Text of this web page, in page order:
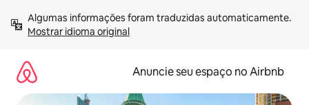
para
Mostrar idioma original
Anuncie seu espaço no Airbnb